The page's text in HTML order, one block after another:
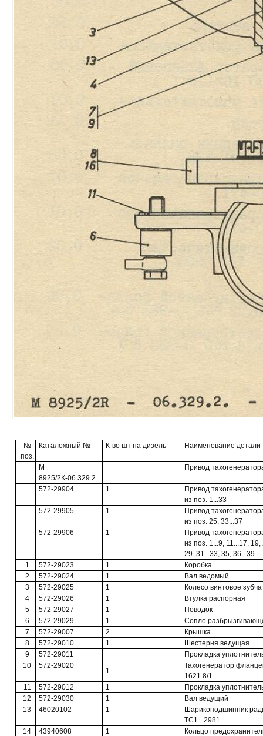
№
поз.
Каталожный № К-во шт на дизель Наименование детали
М
8925/2К-06.329.2
Привод
572-29904 1
Привод
из поз. 1...33
572-29905
1
Привод
из поз. 25, 33...37
572-29906
1
Привод
из поз. 1...9, 11...17,
29. 31...33, 35, 36...39
1
572-29023 1
Коробка
2
572-29024 1
Вал ведомый
3
572-29025 1
Колесо винтовое
4
572-29026 1
Втулка распорная
5
572-29027 1
Поводок
6
572-29029 1
Сопло
7
572-29007 2
Крышка
8
572-29010 1
Шестерня ведущая
9
572-29011
Прокладка
10
572-29020
1
Тахогенератор
1621.8/1
11
572-29012 1
Прокладка
12
572-29030 1
Вал ведущий
13
46020102 1
Шарикоподшипник
ТС1_ 2981
14
43940608 1
Кольцо